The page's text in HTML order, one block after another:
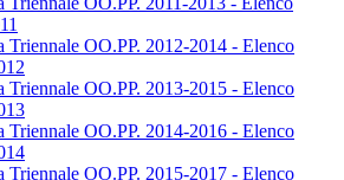
Triennale OO.PP. 2012-2014 - Elenco
Triennale OO.PP. 2013-2015 - Elenco
Triennale OO.PP. 2014-2016 - Elenco
Triennale OO.PP. 2015-2017 - Elenco